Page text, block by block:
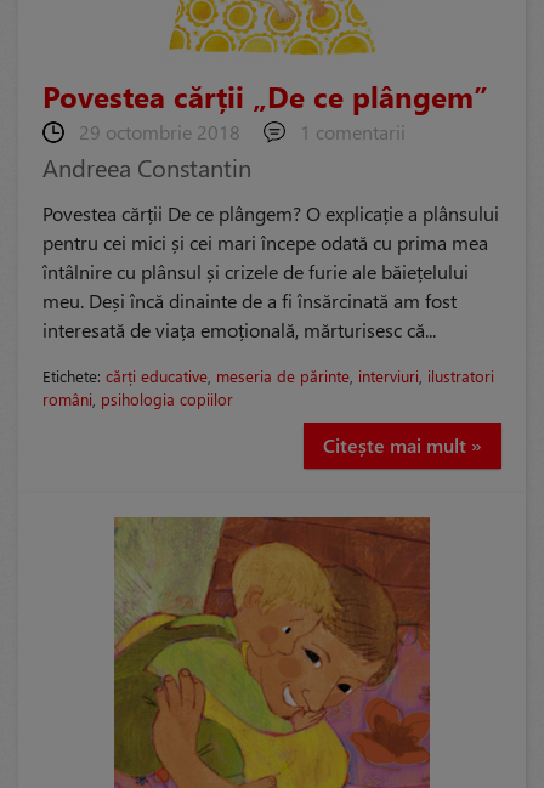
Povestea cărții „De ce plângem”
29 octombrie 2018 1 comentarii
Andreea Constantin
Povestea cărții De ce plângem? O explicație a plânsului
pentru cei mici și cei mari începe odată cu prima mea
întâlnire cu plânsul și crizele de furie ale băiețelului
meu. Deși încă dinainte de a fi însărcinată am fost
interesată de viața emoțională, mărturisesc că...
Etichete: cărți educative meseria de părinte interviuri ilustratori
români psihologia copiilor
Citește mai mult »